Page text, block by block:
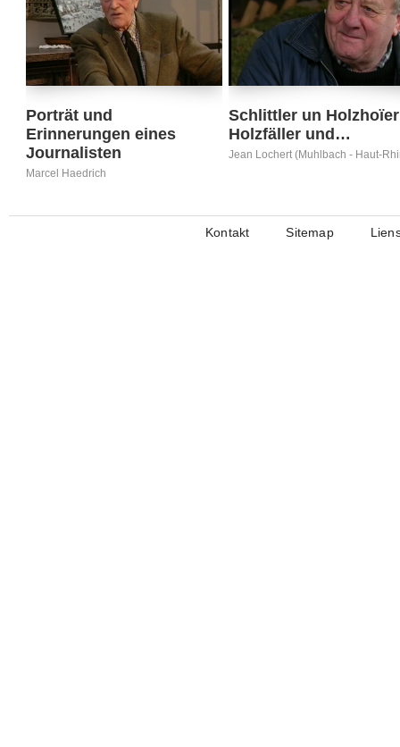
Porträt und
Erinnerungen eines
Journalisten
Marcel Haedrich
Schlittler un
Holzfäller und…
Jean Lochert (Muhlbach - Haut-
Kontakt Sitemap